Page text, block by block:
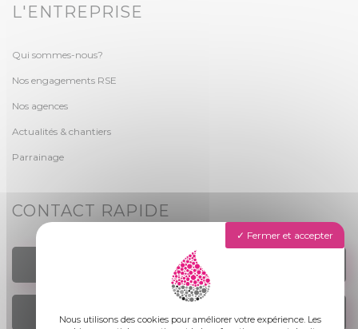
L'ENTREPRISE
Qui sommes-nous?
Nos engagements RSE
Nos agences
Actualités & chantiers
Parrainage
CONTACT RAPIDE
TROUVER UN AGENCE
Fermer et accepter
Nous utilisons des cookies pour améliorer votre expérience. Les